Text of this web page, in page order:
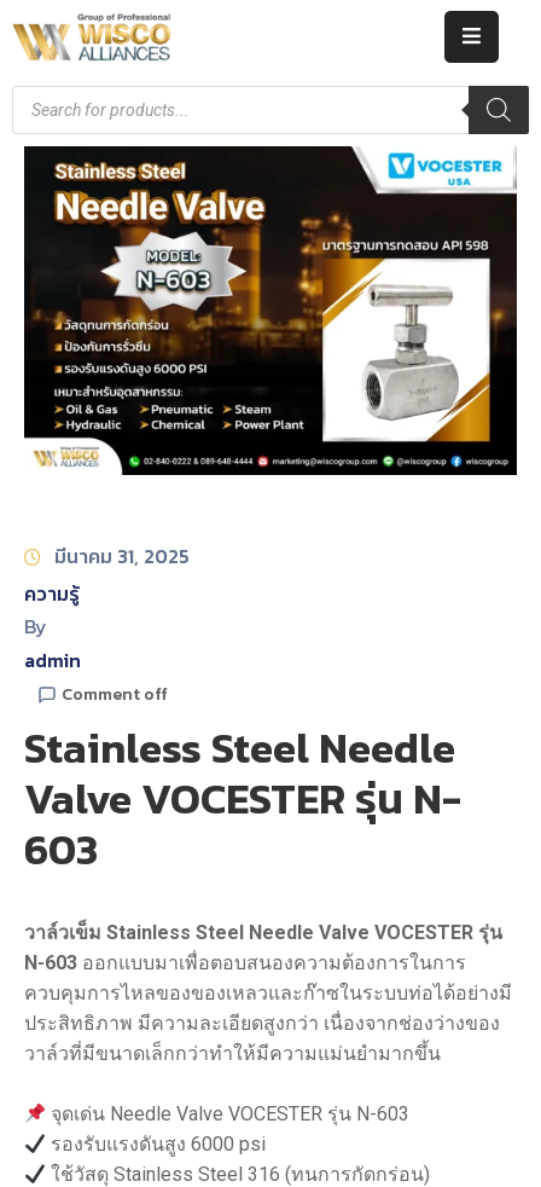
HOME
ABOUT
CATALOG
KNOWLEDGE
CAREERS
CONTACT
มีนาคม 31, 2025
ความรู้
By
admin
Comment off
Stainless Steel Needle
Valve VOCESTER รุ่น N-
603
วาล์วเข็ม Stainless Steel Needle Valve VOCESTER รุ่น
N-603 ออกแบบมาเพื่อตอบสนองความต้องการในการ
ควบคุมการไหลของของเหลวและก๊าซในระบบท่อได้อย่างมี
ประสิทธิภาพ มีความละเอียดสูงกว่า เนื่องจากช่องว่างของ
วาล์วที่มีขนาดเล็กกว่าทำให้มีความแม่นยำมากขึ้น
จุดเด่น Needle Valve VOCESTER รุ่น N-603
รองรับแรงดันสูง 6000 psi
ใช้วัสดุ Stainless Steel 316 (ทนการกัดกร่อน)